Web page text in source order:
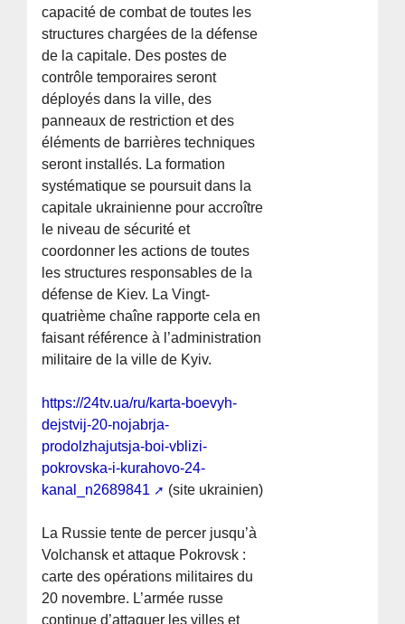
capacité de combat de toutes les
structures chargées de la défense
de la capitale. Des postes de
contrôle temporaires seront
déployés dans la ville, des
panneaux de restriction et des
éléments de barrières techniques
seront installés. La formation
systématique se poursuit dans la
capitale ukrainienne pour accroître
le niveau de sécurité et
coordonner les actions de toutes
les structures responsables de la
défense de Kiev. La Vingt-
quatrième chaîne rapporte cela en
faisant référence à l’administration
militaire de la ville de Kyiv.
https://24tv.ua/ru/karta-boevyh-
dejstvij-20-nojabrja-
prodolzhajutsja-boi-vblizi-
pokrovska-i-kurahovo-24-
kanal_n2689841
(site ukrainien)
La Russie tente de percer jusqu’à
Volchansk et attaque Pokrovsk :
carte des opérations militaires du
20 novembre. L’armée russe
continue d’attaquer les villes et